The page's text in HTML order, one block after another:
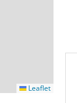
Leaflet